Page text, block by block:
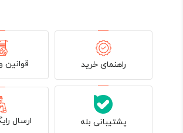
راهنمای خرید قوانین
پشتیبانی بله ارسال